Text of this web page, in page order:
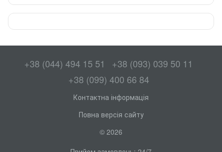
+38 (044) 494 15 51
+38 (093) 039 50 11
+38 (099) 400 66 84
Контактна інформація
Повна версія сайту
© 2026